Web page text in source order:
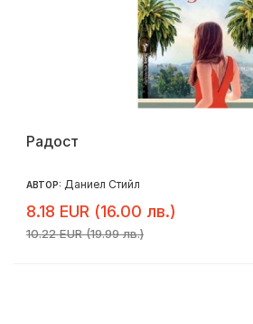
Радост
АВТОР: Даниел Стийл
8.18 EUR (16.00 лв.)
10.22 EUR (19.99 лв.)